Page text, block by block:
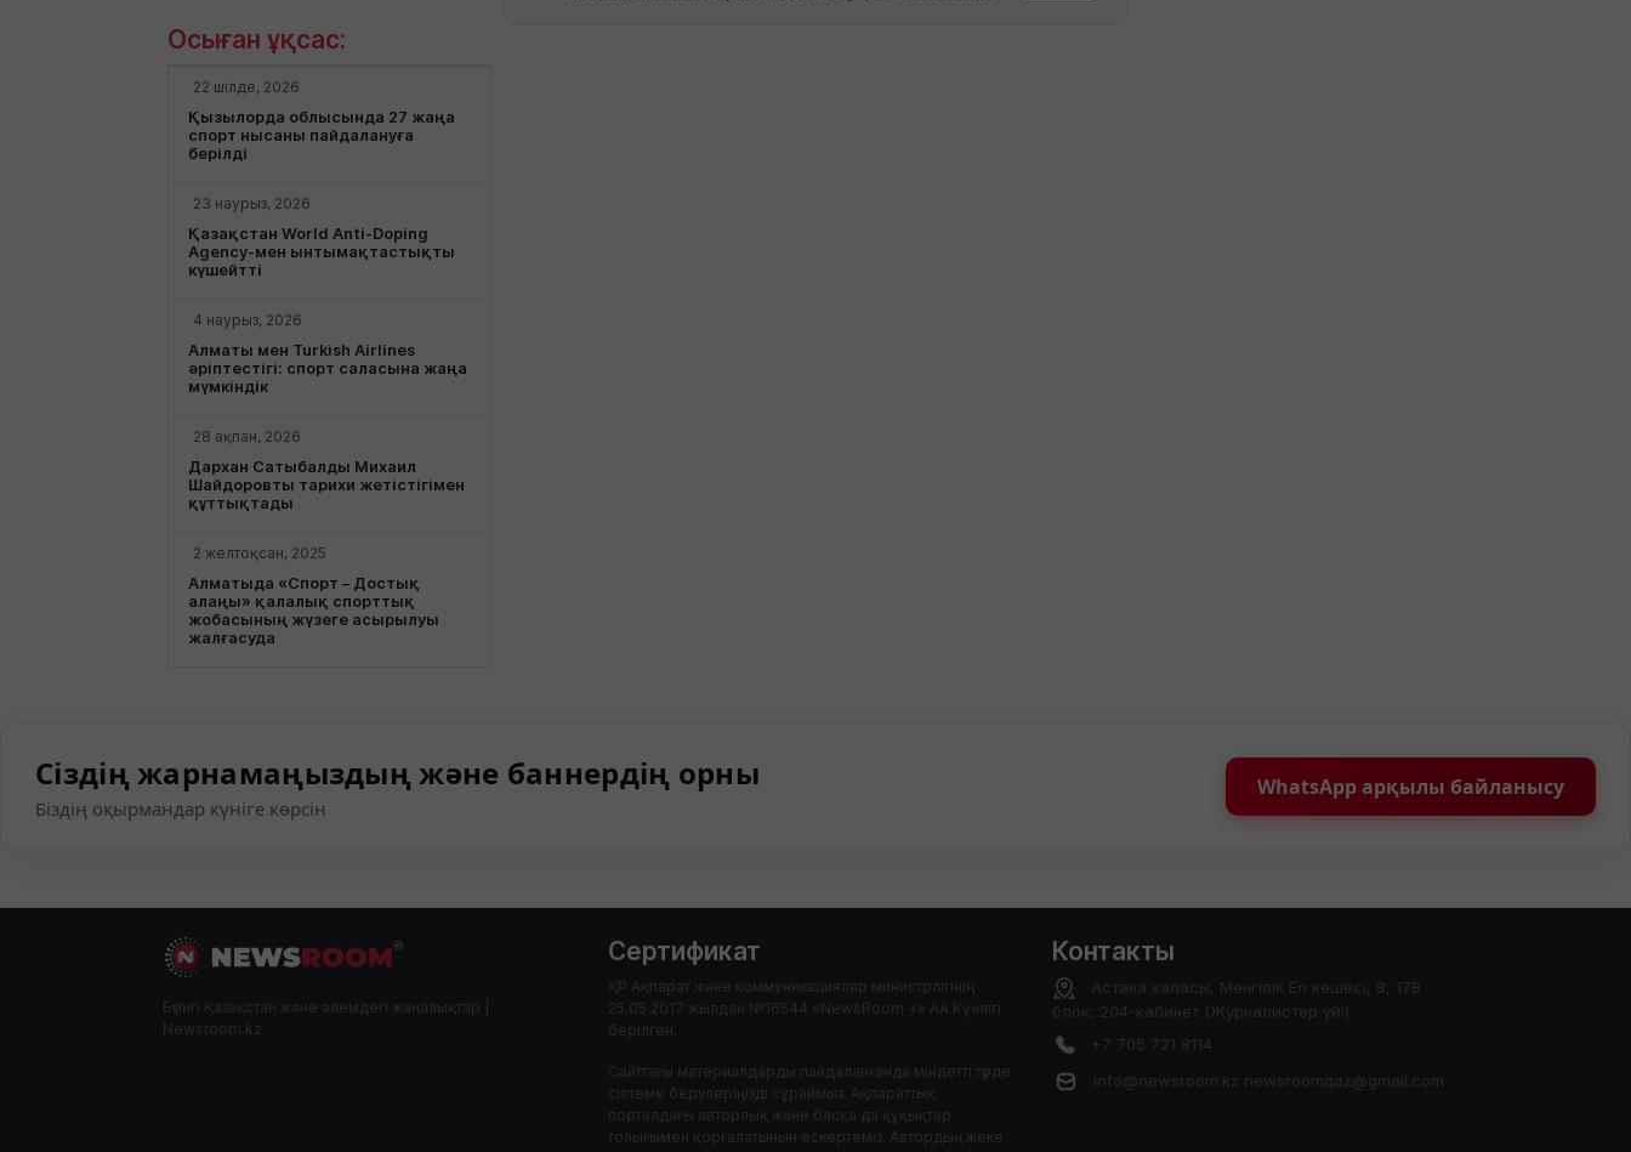
Осыған ұқсас:
22 шілде, 2026
Қызылорда облысында 27 жаңа
спорт нысаны пайдалануға
берілді
23 наурыз, 2026
Қазақстан World Anti-Doping
Agency-мен ынтымақтастықты
күшейтті
4 наурыз, 2026
Алматы мен Turkish Airlines
әріптестігі: спорт саласына жаңа
мүмкіндік
28 ақпан, 2026
Дархан Сатыбалды Михаил
Шайдоровты тарихи жетістігімен
құттықтады
2 желтоқсан, 2025
Алматыда «Спорт – Достық
алаңы» қалалық спорттық
жобасының жүзеге асырылуы
жалғасуда
Сіздің жарнамаңыздың және баннердің орны
Біздің оқырмандар күніге көрсін
WhatsApp арқылы байланысу
Бүгінгі Қазақстан және әлемдегі жаңалықтар |
Newsroom.kz
Сертификат
ҚР Ақпарат және коммуникациялар министрлігінің
25.05.2017 жылдан №16544 «NewsRoom +» АА Куәлігі
берілген.
Сайттағы материалдарды пайдаланғанда міндетті түрде
сілтеме берулеріңізді сұраймыз. Ақпараттық
порталдағы авторлық және басқа да құқықтар
толығымен қорғалатынын ескертеміз. Автордың жеке
Контакты
Астана каласы, Менгілік Ел кешесі, 8, 17В
блок, 204-кабинет (Журналистер уйі)
+7 705 721 8114
info@newsroom.kz newsroomqaz@gmail.com